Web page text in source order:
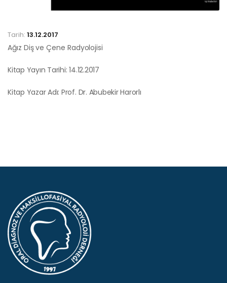
Tarih: 13.12.2017
Ağız Diş ve Çene Radyolojisi
Kitap Yayın Tarihi: 14.12.2017
Kitap Yazar Adı: Prof. Dr. Abubekir Harorlı